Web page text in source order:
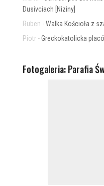
Dusivciach [Niziny]
Ruben -Walka Kościoła z
Piotr-Greckokatolicka
Fotogaleria: Parafia